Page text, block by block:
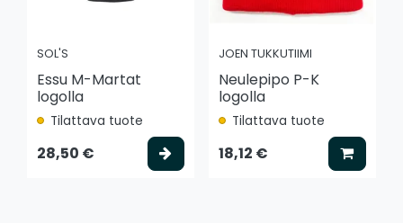
SOL'S
Essu M-Martat
logolla
Tilattava tuote
28,50 € Valitse vaihtoehto
JOEN TUKKUTIIMI
Neulepipo P-K
logolla
Tilattava tuote
18,12 € Lisää